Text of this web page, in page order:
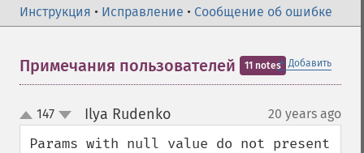
Инструкция • Исправление • Сообщение об ошибке
＋ Добавить
Примечания пользователей 11 notes
up
down
147 Ilya Rudenko¶ 20 years ago
Params with null value do not present